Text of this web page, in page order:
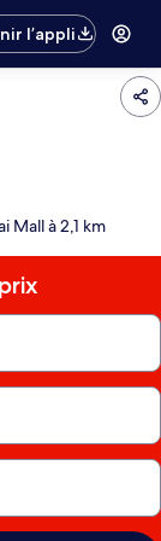
l’appli
Mall à 2,1 km